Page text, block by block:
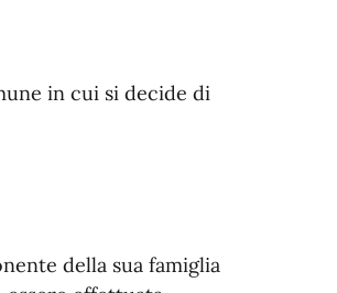
in cui si decide di
della sua famiglia